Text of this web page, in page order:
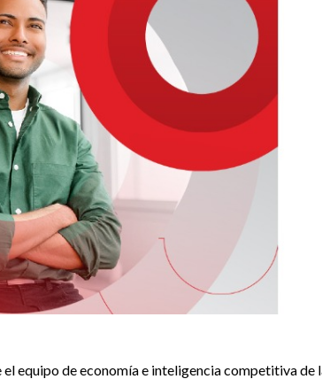
el equipo de economía e inteligencia competitiva de